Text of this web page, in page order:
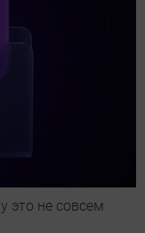
это не совсем